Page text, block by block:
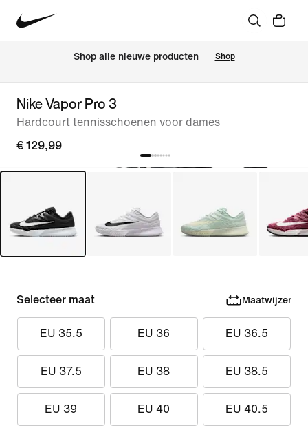
Shop alle nieuwe producten Shop
Nike Vapor Pro 3
Hardcourt tennisschoenen voor dames
€ 129,99
Selecteer maat Maatwijzer
EU 35.5 EU 36 EU 36.5
EU 37.5 EU 38 EU 38.5
EU 39 EU 40 EU 40.5